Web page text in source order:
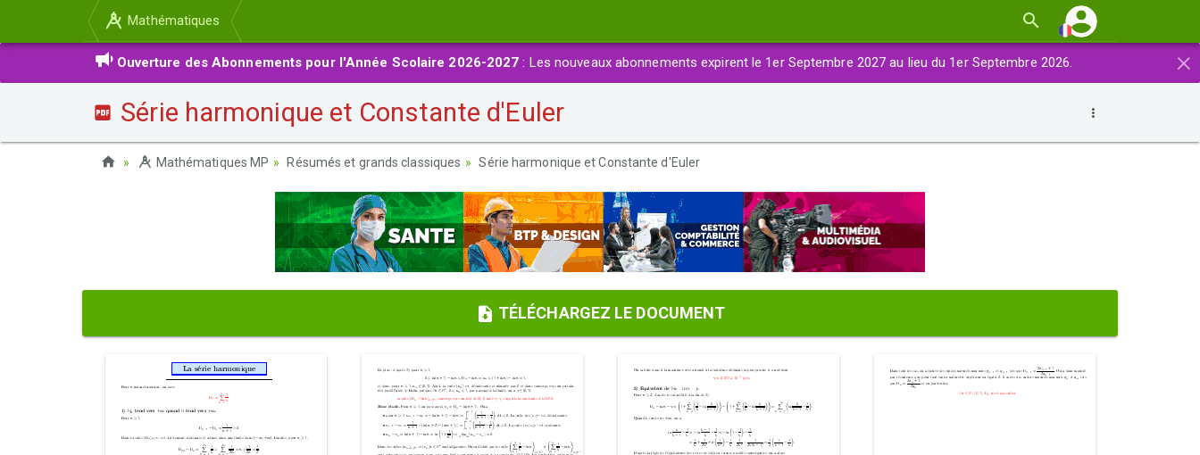
Mathématiques
×
Ouverture des Abonnements pour l'Année Scolaire 2026-2027 : Les nouveaux abonnements expirent le 1er Septembre 2027 au lieu du 1er Septembre 2026.
Série harmonique et Constante d'Euler
Mathématiques MP Résumés et grands classiques Série harmonique et Constante d'Euler
TÉLÉCHARGEZ LE DOCUMENT